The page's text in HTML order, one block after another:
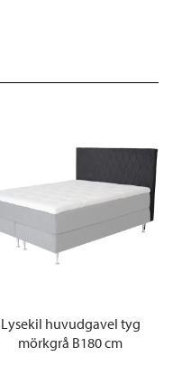
Lysekil huvudgavel tyg
mörkgrå B180 cm